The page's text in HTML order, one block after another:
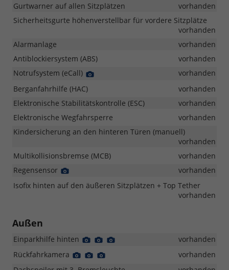
Gurtwarner auf allen Sitzplätzen
vorhanden
Sicherheitsgurte höhenverstellbar für vordere Sitzplätze
vorhanden
Alarmanlage
vorhanden
Antiblockiersystem (ABS)
vorhanden
Notrufsystem (eCall)
vorhanden
Berganfahrhilfe (HAC)
vorhanden
Elektronische Stabilitätskontrolle (ESC)
vorhanden
Elektronische Wegfahrsperre
vorhanden
Kindersicherung an den hinteren Türen (manuell)
vorhanden
Multikollisionsbremse (MCB)
vorhanden
Regensensor
vorhanden
Isofix hinten auf den äußeren Sitzplätzen + Top Tether
vorhanden
Außen
Einparkhilfe hinten
DetailDetail
vorhanden
Rückfahrkamera
DetailDetail
vorhanden